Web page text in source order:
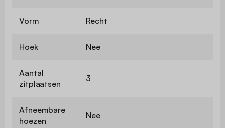
Vorm Recht
Hoek Nee
Aantal
zitplaatsen
3
Afneembare
hoezen
Nee